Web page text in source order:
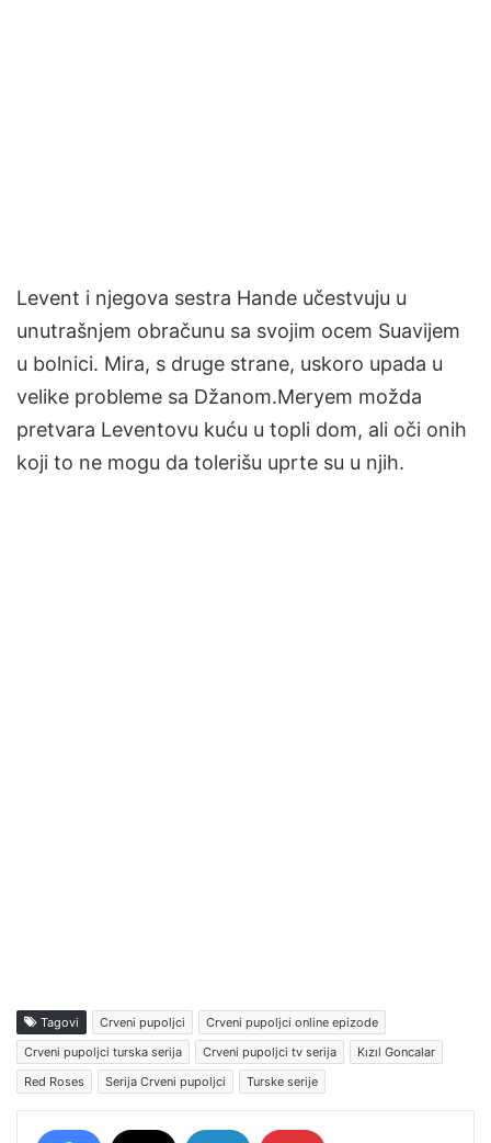
Levent i njegova sestra Hande učestvuju u
unutrašnjem obračunu sa svojim ocem Suavijem
u bolnici. Mira, s druge strane, uskoro upada u
velike probleme sa Džanom.Meryem možda
pretvara Leventovu kuću u topli dom, ali oči onih
koji to ne mogu da tolerišu uprte su u njih.
Tagovi Crveni pupoljci
Crveni pupoljci online epizode
Crveni pupoljci turska serija
Crveni pupoljci tv serija
Kızıl Goncalar
Red Roses
Serija Crveni pupoljci Turske serije